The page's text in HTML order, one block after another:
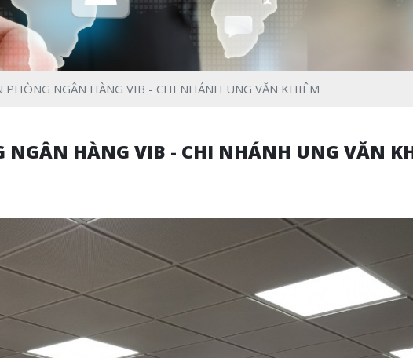
PHÒNG NGÂN HÀNG VIB - CHI NHÁNH UNG VĂN KHIÊM
NGÂN HÀNG VIB - CHI NHÁNH UNG VĂN